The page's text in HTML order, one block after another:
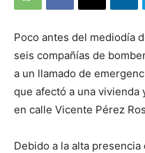
Poco antes del mediodía
seis compañías de
a un llamado de
que afectó a una vivienda
en calle Vicente Pérez
Debido a la alta